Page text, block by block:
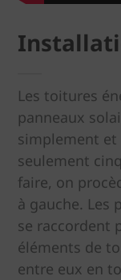
Les toitures
panneaux
simplement et
seulement
faire, on
à gauche. Les
se raccordent
éléments de
entre eux en